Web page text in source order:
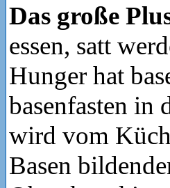
Das große
essen, satt
Hunger hat
basenfasten
wird vom
Basen